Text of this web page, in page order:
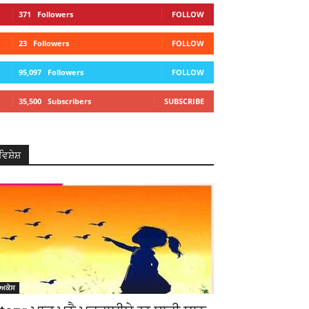
371 Followers FOLLOW
23 Followers FOLLOW
95,097 Followers FOLLOW
35,500 Subscribers SUBSCRIBE